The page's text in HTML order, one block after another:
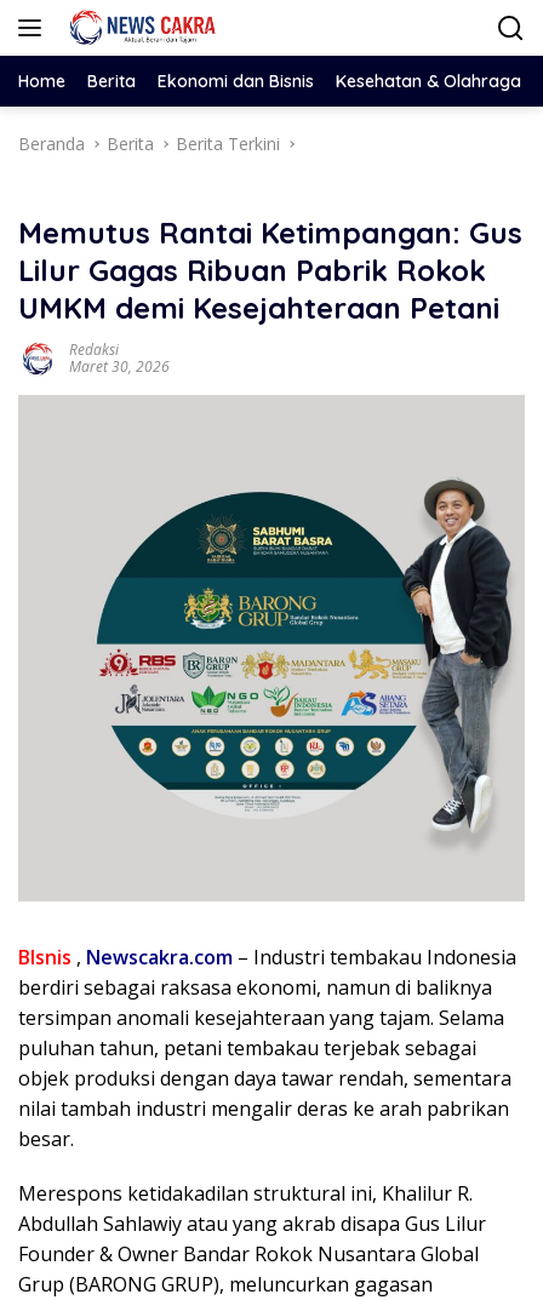
Langsung
Home Berita Ekonomi dan Bisnis Kesehatan & Olahraga
Beranda Berita Berita Terkini
​Memutus Rantai Ketimpangan: Gus
Lilur Gagas Ribuan Pabrik Rokok
UMKM demi Kesejahteraan Petani
Redaksi
Maret 30, 2026
BIsnis , Newscakra.com – Industri tembakau Indonesia
berdiri sebagai raksasa ekonomi, namun di baliknya
tersimpan anomali kesejahteraan yang tajam. Selama
puluhan tahun, petani tembakau terjebak sebagai
objek produksi dengan daya tawar rendah, sementara
nilai tambah industri mengalir deras ke arah pabrikan
besar.
​Merespons ketidakadilan struktural ini, Khalilur R.
Abdullah Sahlawiy atau yang akrab disapa Gus Lilur
Founder & Owner Bandar Rokok Nusantara Global
Grup (BARONG GRUP), meluncurkan gagasan